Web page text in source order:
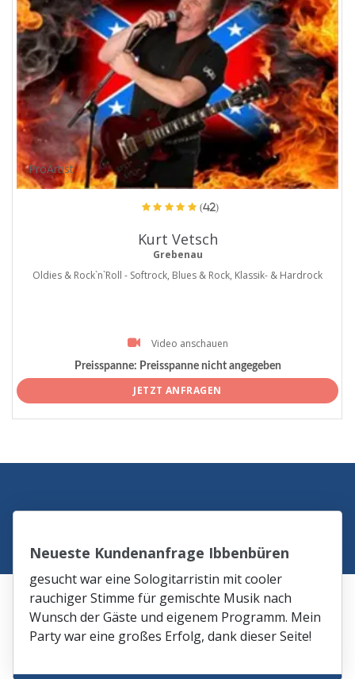
ProArtist
(42)
Kurt Vetsch
Grebenau
Oldies & Rock`n`Roll - Softrock, Blues & Rock, Klassik- & Hardrock
Video anschauen
Preisspanne: Preisspanne nicht angegeben
JETZT ANFRAGEN
Neueste Kundenanfrage Ibbenbüren
gesucht war eine Sologitarristin mit cooler
rauchiger Stimme für gemischte Musik nach
Wunsch der Gäste und eigenem Programm. Mein
Party war eine großes Erfolg, dank dieser Seite!